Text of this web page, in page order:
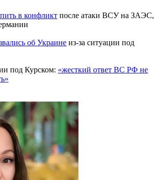
в конфликт после атаки ВСУ на ЗАЭС,
об Украине из-за ситуации под
под Курском: «жесткий ответ ВС РФ не